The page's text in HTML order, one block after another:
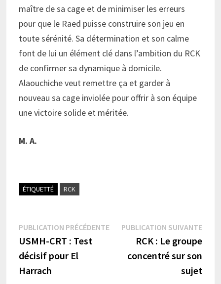
maître de sa cage et de minimiser les erreurs
pour que le Raed puisse construire son jeu en
toute sérénité. Sa détermination et son calme
font de lui un élément clé dans l’ambition du RCK
de confirmer sa dynamique à domicile.
Alaouchiche veut remettre ça et garder à
nouveau sa cage inviolée pour offrir à son équipe
une victoire solide et méritée.
M. A.
ÉTIQUETTÉ RCK
Navigation
de
l’article
PUBLICATION PRÉCÉDENTEPublication
précédente :
USMH-CRT : Test
décisif pour El
Harrach
PUBLICATION SUIVANTE
RCK : Le groupe
concentré sur son
sujet